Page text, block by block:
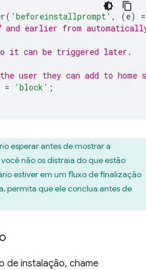
( 'beforeinstallprompt' , (e) =
and earlier from
it can be triggered later.
user they can add to home
= 'block' ;
esperar antes de mostrar a
não os distraia do que estão
estiver em um fluxo de finalização
permita que ele conclua antes de
de instalação, chame